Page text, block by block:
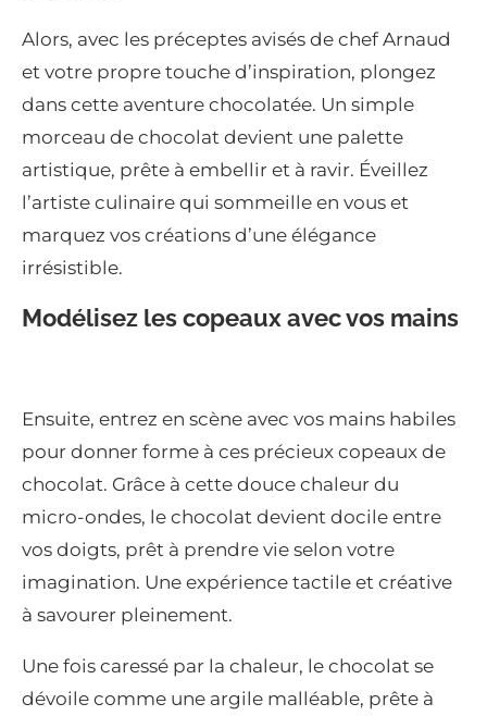
Alors, avec les préceptes avisés de chef Arnaud
et votre propre touche d’inspiration, plongez
dans cette aventure chocolatée. Un simple
morceau de chocolat devient une palette
artistique, prête à embellir et à ravir. Éveillez
l’artiste culinaire qui sommeille en vous et
marquez vos créations d’une élégance
irrésistible.
Modélisez les copeaux avec vos mains
Ensuite, entrez en scène avec vos mains habiles
pour donner forme à ces précieux copeaux de
chocolat. Grâce à cette douce chaleur du
micro-ondes, le chocolat devient docile entre
vos doigts, prêt à prendre vie selon votre
imagination. Une expérience tactile et créative
à savourer pleinement.
Une fois caressé par la chaleur, le chocolat se
dévoile comme une argile malléable, prête à